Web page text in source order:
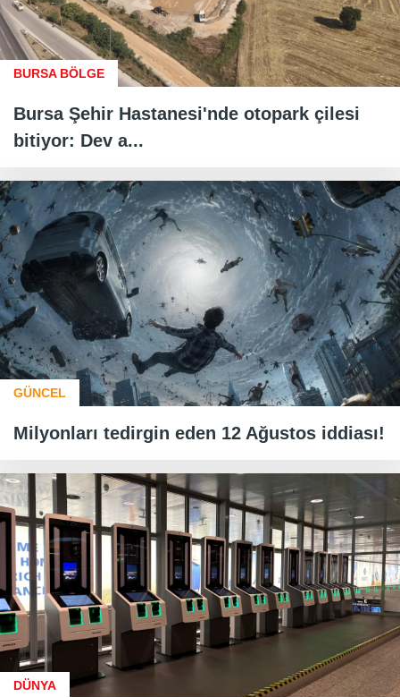
BURSA BÖLGE
Bursa Şehir Hastanesi'nde otopark çilesi
bitiyor: Dev a...
GÜNCEL
Milyonları tedirgin eden 12 Ağustos iddiası!
DÜNYA